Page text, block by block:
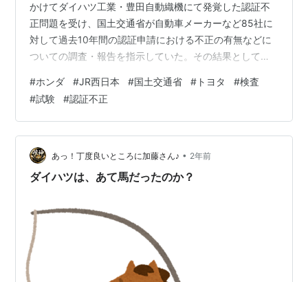
かけてダイハツ工業・豊田自動織機にて発覚した認証不
正問題を受け、国土交通省が自動車メーカーなど85社に
対して過去10年間の認証申請における不正の有無などに
ついての調査・報告を指示していた。その結果として、
そして、不正が発覚したトヨタ自動車の豊田章男会長は
会見で、謝罪した上で、「対象車両のうち生産終了して
いるものも含めて、社内での検証において法規に定めら
れた性能に問題ないことを確認しており乗っている方々
に直ちに影響はない。」「（認証制度と実態に）ギャッ
プがある」と語ったということです。 最近…
#ホンダ #JR西日本 #国土交通省 # トヨタ #検査
#試験 #認証不正
あっ！丁度良いところに加藤さん♪ • 2年前
ダイハツは、あて馬だったのか？